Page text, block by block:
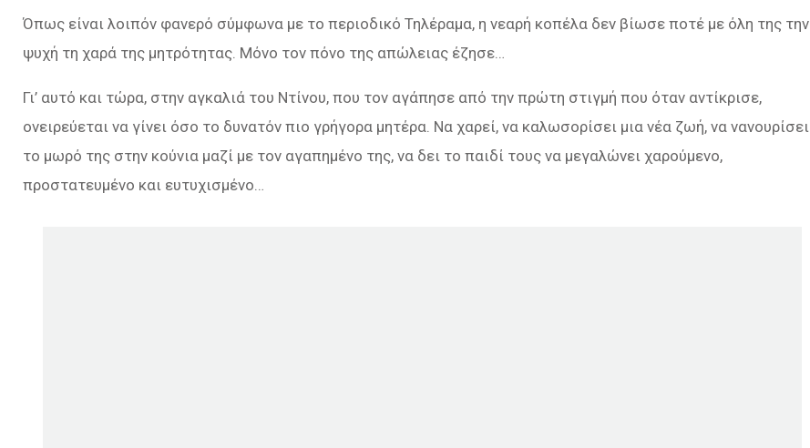
Όπως είναι λοιπόν φανερό σύμφωνα με το περιοδικό Τηλέραμα, η νεαρή κοπέλα δεν βίωσε ποτέ με όλη της την
ψυχή τη χαρά της μητρότητας. Μόνο τον πόνο της απώλειας έζησε…
Γι’ αυτό και τώρα, στην αγκαλιά του Ντίνου, που τον αγάπησε από την πρώτη στιγμή που όταν αντίκρισε,
ονειρεύεται να γίνει όσο το δυνατόν πιο γρήγορα μητέρα. Να χαρεί, να καλωσορίσει μια νέα ζωή, να νανουρίσει
το μωρό της στην κούνια μαζί με τον αγαπημένο της, να δει το παιδί τους να μεγαλώνει χαρούμενο,
προστατευμένο και ευτυχισμένο…